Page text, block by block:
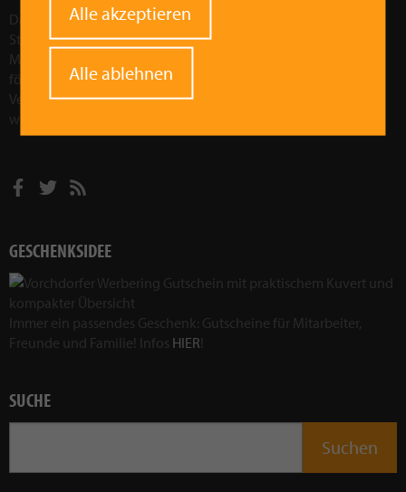
Das Ziel des Vorchdorfer Werberings ist, die wirtschaftliche
Stärkung der Region Vorchdorf. Wir wollen die Attraktivität der
Marktgemeinde Vorchdorf als Wirtschaftsfaktor in der Region
fördern und stärken. Durch gezielte Aktionen und
Veranstaltungen wollen wir Vorchdorf sozial, kulturell und
wirtschaftlich weiterentwickeln.
GESCHENKSIDEE
Immer ein passendes Geschenk: Gutscheine für Mitarbeiter,
Freunde und Familie! Infos HIER!
SUCHE
Alle akzeptieren
Alle ablehnen